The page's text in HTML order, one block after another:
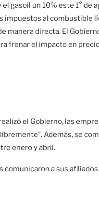
gasoil un 10% este 1° de
impuestos al combustible
manera directa. El
frenar el impacto en
el Gobierno, las
Además, se
enero y abril.
comunicaron a sus